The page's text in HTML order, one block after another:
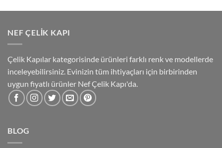
NEF ÇELIK KAPI
Çelik Kapılar kategorisinde ürünleri farklı renk ve modellerde
inceleyebilirsiniz. Evinizin tüm ihtiyaçları için birbirinden
uygun fiyatlı ürünler Nef Çelik Kapı'da.
BLOG